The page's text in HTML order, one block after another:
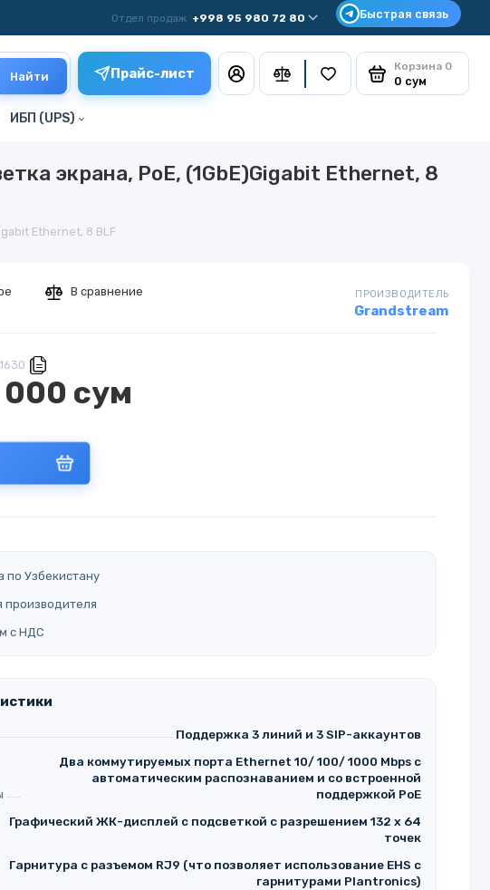
Отдел продаж +998 95 980 72 80
Найти Прайс-лист Корзина 0
0 сум
ИБП (UPS)
экрана, PoE, (1GbE)Gigabit Ethernet, 8
Ethernet, 8 BLF
Grandstream
ПРОИЗВОДИТЕЛЬ
000 сум
по Узбекистану
производителя
с НДС
В сравнение
Поддержка 3 линий и 3 SIP-аккаунтов
Два коммутируемых порта Ethernet 10/ 100/ 1000 Mbps с
автоматическим распознаванием и со встроенной
поддержкой PoE
Графический ЖК-дисплей с подсветкой с разрешением 132 x 64
точек
Гарнитура с разъемом RJ9 (что позволяет использование EHS с
гарнитурами Plantronics)